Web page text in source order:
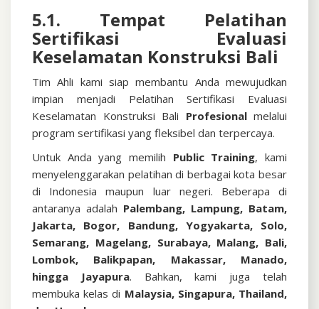
5.1. Tempat Pelatihan
Sertifikasi Evaluasi
Keselamatan Konstruksi Bali
Tim Ahli kami siap membantu Anda mewujudkan
impian menjadi Pelatihan Sertifikasi Evaluasi
Keselamatan Konstruksi Bali Profesional melalui
program sertifikasi yang fleksibel dan terpercaya.
Untuk Anda yang memilih Public Training, kami
menyelenggarakan pelatihan di berbagai kota besar
di Indonesia maupun luar negeri. Beberapa di
antaranya adalah Palembang, Lampung, Batam,
Jakarta, Bogor, Bandung, Yogyakarta, Solo,
Semarang, Magelang, Surabaya, Malang, Bali,
Lombok, Balikpapan, Makassar, Manado,
hingga Jayapura. Bahkan, kami juga telah
membuka kelas di Malaysia, Singapura, Thailand,